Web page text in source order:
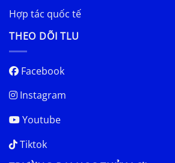
Hợp tác quốc tế
THEO DÕI TLU
Facebook
Instagram
Youtube
Tiktok